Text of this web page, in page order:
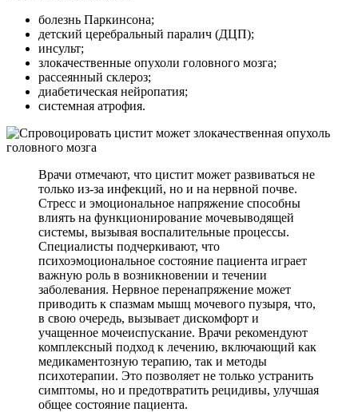
болезнь Паркинсона;
детский церебральный паралич (ДЦП);
инсульт;
злокачественные опухоли головного мозга;
рассеянный склероз;
диабетическая нейропатия;
системная атрофия.
Врачи отмечают, что цистит может развиваться не
только из-за инфекций, но и на нервной почве.
Стресс и эмоциональное напряжение способны
влиять на функционирование мочевыводящей
системы, вызывая воспалительные процессы.
Специалисты подчеркивают, что
психоэмоциональное состояние пациента играет
важную роль в возникновении и течении
заболевания. Нервное перенапряжение может
приводить к спазмам мышц мочевого пузыря, что,
в свою очередь, вызывает дискомфорт и
учащенное мочеиспускание. Врачи рекомендуют
комплексный подход к лечению, включающий как
медикаментозную терапию, так и методы
психотерапии. Это позволяет не только устранить
симптомы, но и предотвратить рецидивы, улучшая
общее состояние пациента.